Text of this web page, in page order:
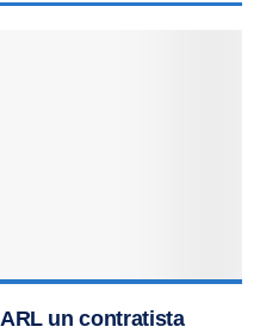
un contratista